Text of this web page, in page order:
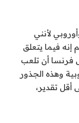
لأنني
إنه فيما يتعلق
فرنسا أن تلعب
وهذه الجذور
أقل تقدير،